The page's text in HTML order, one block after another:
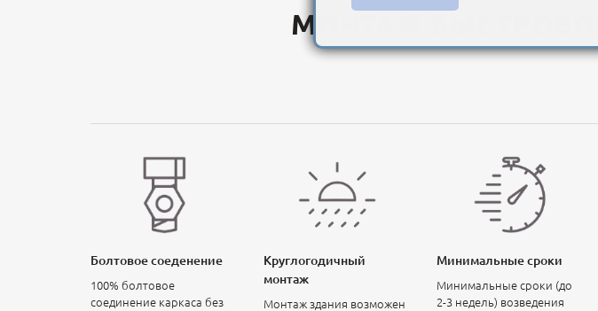
МОНТАЖ
Болтовое соеденение
100% болтовое
соединение каркаса без
Круглогодичный
монтаж
Монтаж здания возможен
Минимальные сроки
Минимальные сроки (до
2-3 недель) возведения